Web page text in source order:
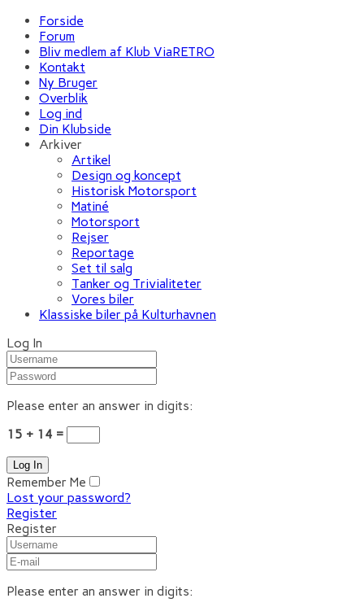
Forside
Forum
Bliv medlem af Klub ViaRETRO
Kontakt
Ny Bruger
Overblik
Log ind
Din Klubside
Arkiver
Artikel
Design og koncept
Historisk Motorsport
Matiné
Motorsport
Rejser
Reportage
Set til salg
Tanker og Trivialiteter
Vores biler
Klassiske biler på Kulturhavnen
Log In
Please enter an answer in digits:
15 + 14 =
Remember Me
Lost your password?
Register
Register
Please enter an answer in digits: